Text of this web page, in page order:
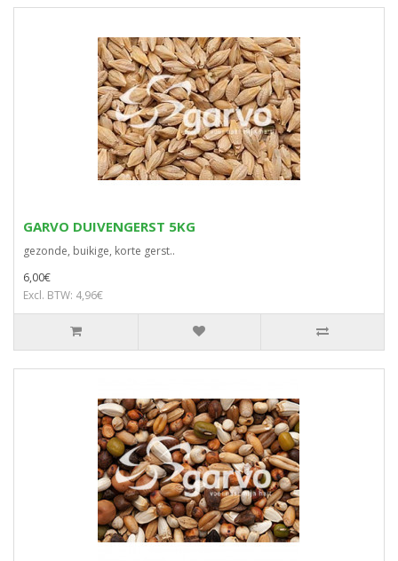
GARVO DUIVENGERST 5KG
gezonde, buikige, korte gerst..
6,00€
Excl. BTW: 4,96€